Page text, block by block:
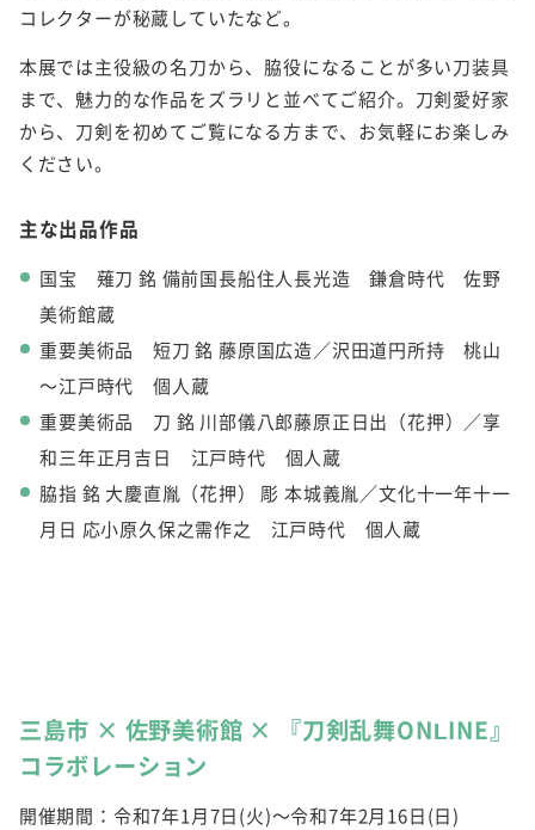
コレクターが秘蔵していたなど。
本展では主役級の名刀から、脇役になることが多い刀装具
まで、魅力的な作品をズラリと並べてご紹介。刀剣愛好家
から、刀剣を初めてご覧になる方まで、お気軽にお楽しみ
ください。
主な出品作品
国宝 薙刀 銘 備前国長船住人長光造 鎌倉時代 佐野
美術館蔵
重要美術品 短刀 銘 藤原国広造／沢田道円所持 桃山
～江戸時代 個人蔵
重要美術品 刀 銘 川部儀八郎藤原正日出（花押）／享
和三年正月吉日 江戸時代 個人蔵
脇指 銘 大慶直胤（花押） 彫 本城義胤／文化十一年十一
月日 応小原久保之需作之 江戸時代 個人蔵
三島市 × 佐野美術館 × 『刀剣乱舞ONLINE』
コラボレーション
開催期間：令和7年1月7日(火)～令和7年2月16日(日)